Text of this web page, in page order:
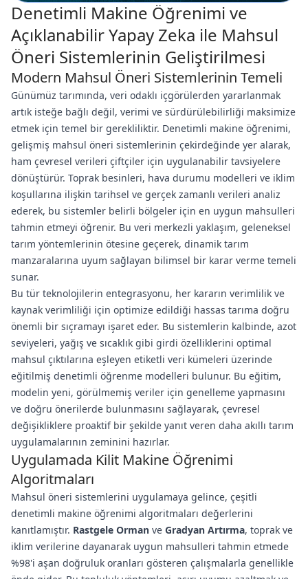
Denetimli Makine Öğrenimi ve
Açıklanabilir Yapay Zeka ile Mahsul
Öneri Sistemlerinin Geliştirilmesi
Modern Mahsul Öneri Sistemlerinin Temeli
Günümüz tarımında, veri odaklı içgörülerden yararlanmak
artık isteğe bağlı değil, verimi ve sürdürülebilirliği maksimize
etmek için temel bir gerekliliktir. Denetimli makine öğrenimi,
gelişmiş mahsul öneri sistemlerinin çekirdeğinde yer alarak,
ham çevresel verileri çiftçiler için uygulanabilir tavsiyelere
dönüştürür. Toprak besinleri, hava durumu modelleri ve iklim
koşullarına ilişkin tarihsel ve gerçek zamanlı verileri analiz
ederek, bu sistemler belirli bölgeler için en uygun mahsulleri
tahmin etmeyi öğrenir. Bu veri merkezli yaklaşım, geleneksel
tarım yöntemlerinin ötesine geçerek, dinamik tarım
manzaralarına uyum sağlayan bilimsel bir karar verme temeli
sunar.
Bu tür teknolojilerin entegrasyonu, her kararın verimlilik ve
kaynak verimliliği için optimize edildiği hassas tarıma doğru
önemli bir sıçramayı işaret eder. Bu sistemlerin kalbinde, azot
seviyeleri, yağış ve sıcaklık gibi girdi özelliklerini optimal
mahsul çıktılarına eşleyen etiketli veri kümeleri üzerinde
eğitilmiş denetimli öğrenme modelleri bulunur. Bu eğitim,
modelin yeni, görülmemiş veriler için genelleme yapmasını
ve doğru önerilerde bulunmasını sağlayarak, çevresel
değişikliklere proaktif bir şekilde yanıt veren daha akıllı tarım
uygulamalarının zeminini hazırlar.
Uygulamada Kilit Makine Öğrenimi
Algoritmaları
Mahsul öneri sistemlerini uygulamaya gelince, çeşitli
denetimli makine öğrenimi algoritmaları değerlerini
kanıtlamıştır. Rastgele Orman ve Gradyan Artırma, toprak ve
iklim verilerine dayanarak uygun mahsulleri tahmin etmede
%98'i aşan doğruluk oranları gösteren çalışmalarla genellikle